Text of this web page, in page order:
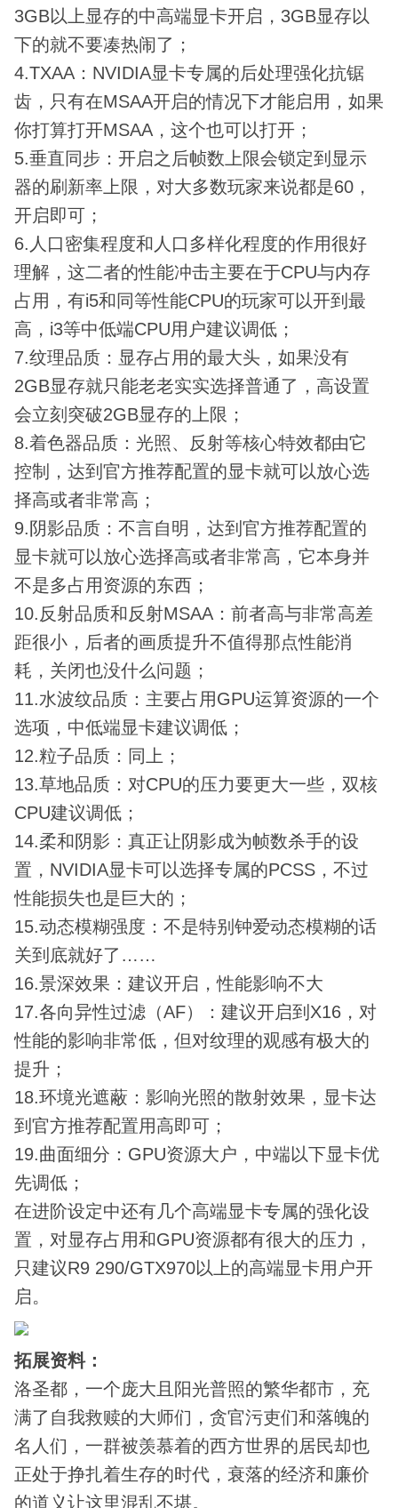
3GB以上显存的中高端显卡开启，3GB显存以
下的就不要凑热闹了；
4.TXAA：NVIDIA显卡专属的后处理强化抗锯
齿，只有在MSAA开启的情况下才能启用，如果
你打算打开MSAA，这个也可以打开；
5.垂直同步：开启之后帧数上限会锁定到显示
器的刷新率上限，对大多数玩家来说都是60，
开启即可；
6.人口密集程度和人口多样化程度的作用很好
理解，这二者的性能冲击主要在于CPU与内存
占用，有i5和同等性能CPU的玩家可以开到最
高，i3等中低端CPU用户建议调低；
7.纹理品质：显存占用的最大头，如果没有
2GB显存就只能老老实实选择普通了，高设置
会立刻突破2GB显存的上限；
8.着色器品质：光照、反射等核心特效都由它
控制，达到官方推荐配置的显卡就可以放心选
择高或者非常高；
9.阴影品质：不言自明，达到官方推荐配置的
显卡就可以放心选择高或者非常高，它本身并
不是多占用资源的东西；
10.反射品质和反射MSAA：前者高与非常高差
距很小，后者的画质提升不值得那点性能消
耗，关闭也没什么问题；
11.水波纹品质：主要占用GPU运算资源的一个
选项，中低端显卡建议调低；
12.粒子品质：同上；
13.草地品质：对CPU的压力要更大一些，双核
CPU建议调低；
14.柔和阴影：真正让阴影成为帧数杀手的设
置，NVIDIA显卡可以选择专属的PCSS，不过
性能损失也是巨大的；
15.动态模糊强度：不是特别钟爱动态模糊的话
关到底就好了……
16.景深效果：建议开启，性能影响不大
17.各向异性过滤（AF）：建议开启到X16，对
性能的影响非常低，但对纹理的观感有极大的
提升；
18.环境光遮蔽：影响光照的散射效果，显卡达
到官方推荐配置用高即可；
19.曲面细分：GPU资源大户，中端以下显卡优
先调低；
在进阶设定中还有几个高端显卡专属的强化设
置，对显存占用和GPU资源都有很大的压力，
只建议R9 290/GTX970以上的高端显卡用户开
启。
拓展资料：
洛圣都，一个庞大且阳光普照的繁华都市，充
满了自我救赎的大师们，贪官污吏们和落魄的
名人们，一群被羡慕着的西方世界的居民却也
正处于挣扎着生存的时代，衰落的经济和廉价
的道义让这里混乱不堪。